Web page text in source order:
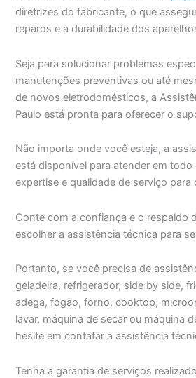
diretrizes do fabricante, o que
reparos e a durabilidade dos
Seja para solucionar problemas
manutenções preventivas ou até
de novos eletrodomésticos, a
Paulo está pronta para oferecer o
Não importa onde você esteja, a
está disponível para atender em todo
expertise e qualidade de serviço para
Conte com a confiança e o respaldo
escolher a assistência técnica para
Portanto, se você precisa de
geladeira, refrigerador, side by side,
adega, fogão, forno, cooktop,
lavar, máquina de secar ou máquina
hesite em contatar a assistência
Tenha a garantia de serviços